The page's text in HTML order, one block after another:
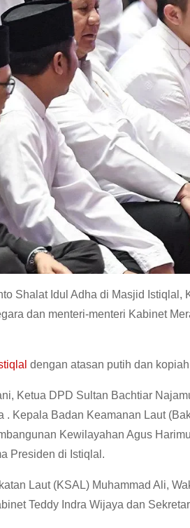
Shalat Idul Adha di Masjid Istiqlal,
dan menteri-menteri Kabinet
dengan atasan putih dan
Ketua DPD Sultan Bachtiar
Kepala Badan Keamanan Laut
Kewilayahan Agus
Presiden di Istiqlal.
Laut (KSAL) Muhammad Ali,
Teddy Indra Wijaya dan